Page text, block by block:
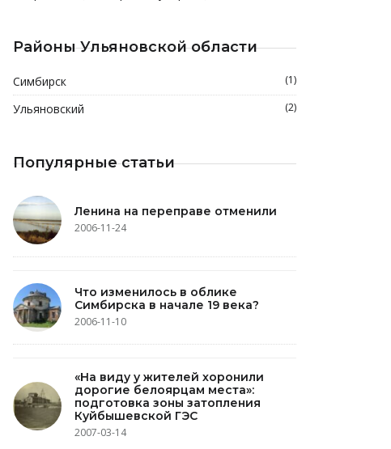
Районы Ульяновской области
Симбирск (1)
Ульяновский (2)
Популярные статьи
Ленина на переправе отменили
2006-11-24
Что изменилось в облике
Симбирска в начале 19 века?
2006-11-10
«На виду у жителей хоронили
дорогие белоярцам места»:
подготовка зоны затопления
Куйбышевской ГЭС
2007-03-14